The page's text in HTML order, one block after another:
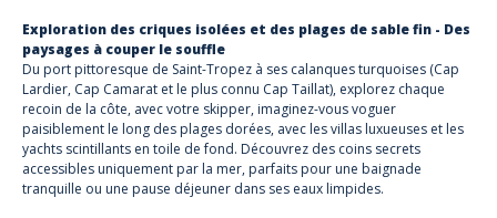
Exploration des criques isolées et des plages de sable fin - Des
paysages à couper le souffle
Du port pittoresque de Saint-Tropez à ses calanques turquoises (Cap
Lardier, Cap Camarat et le plus connu Cap Taillat), explorez chaque
recoin de la côte, avec votre skipper, imaginez-vous voguer
paisiblement le long des plages dorées, avec les villas luxueuses et les
yachts scintillants en toile de fond. Découvrez des coins secrets
accessibles uniquement par la mer, parfaits pour une baignade
tranquille ou une pause déjeuner dans ses eaux limpides.